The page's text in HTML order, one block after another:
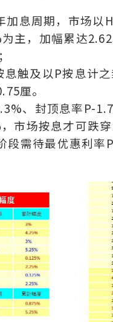
息周期，市场以
主，加幅累达
触及以P按息计之
厘。
、封顶息率P-
市场按息才可跌
段需待最优惠利率